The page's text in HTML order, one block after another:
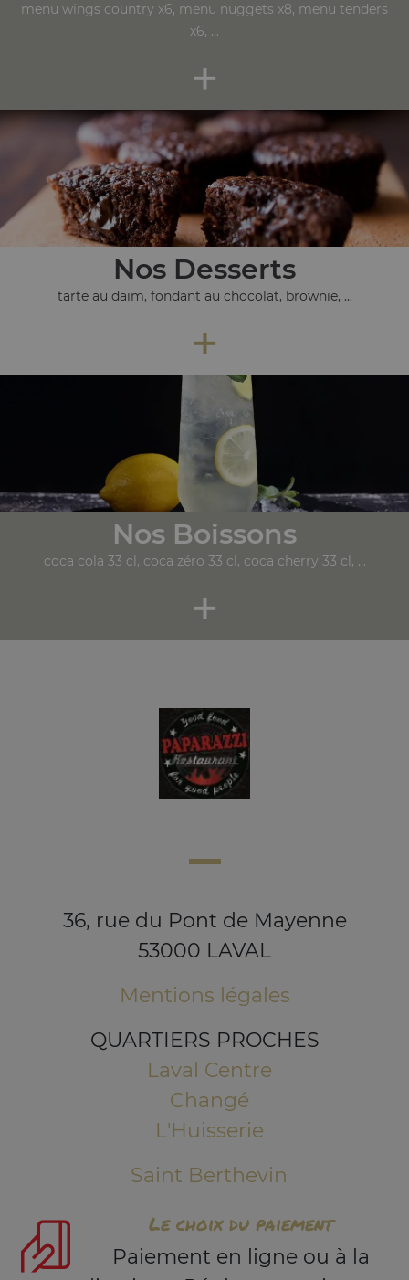
menu wings country x6, menu nuggets x8, menu tenders
x6, ...
+
Nos Desserts
tarte au daim, fondant au chocolat, brownie, ...
+
Nos Boissons
coca cola 33 cl, coca zéro 33 cl, coca cherry 33 cl, ...
+
36, rue du Pont de Mayenne
53000 LAVAL
Mentions légales
QUARTIERS PROCHES
Laval Centre
Changé
L'Huisserie
Saint Berthevin
Le choix du paiement
Paiement en ligne ou à la